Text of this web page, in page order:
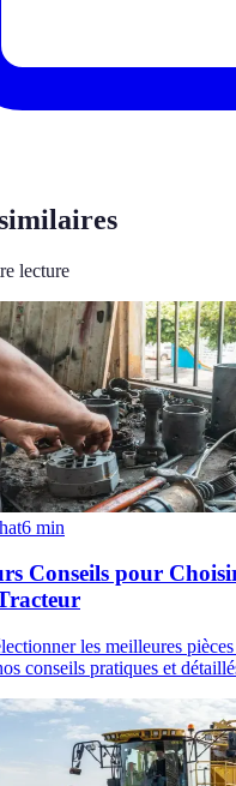
lecture
6 min
Conseils pour
les meilleures
conseils pratiques et